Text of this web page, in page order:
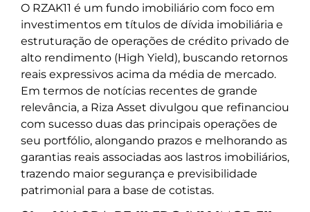
O RZAK11 é um fundo imobiliário com foco em
investimentos em títulos de dívida imobiliária e
estruturação de operações de crédito privado de
alto rendimento (High Yield), buscando retornos
reais expressivos acima da média de mercado.
Em termos de notícias recentes de grande
relevância, a Riza Asset divulgou que refinanciou
com sucesso duas das principais operações de
seu portfólio, alongando prazos e melhorando as
garantias reais associadas aos lastros imobiliários,
trazendo maior segurança e previsibilidade
patrimonial para a base de cotistas.